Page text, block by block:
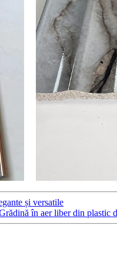
și versatile
în aer liber din plastic